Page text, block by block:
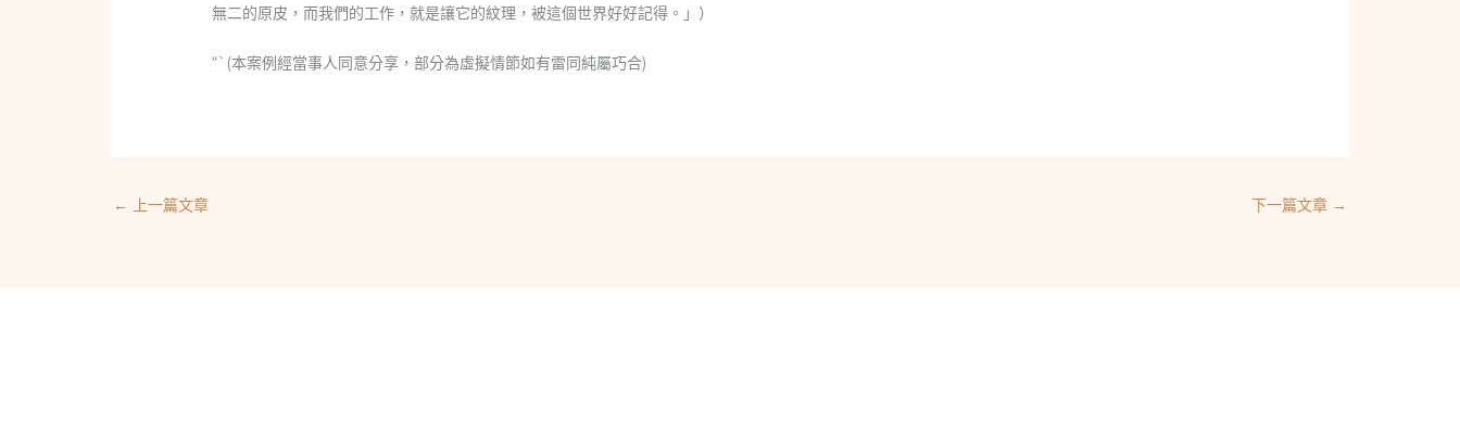
無二的原皮，而我們的工作，就是讓它的紋理，被這個世界好好記得。」）
“`(本案例經當事人同意分享，部分為虛擬情節如有雷同純屬巧合)
← 上一篇文章 下一篇文章 →